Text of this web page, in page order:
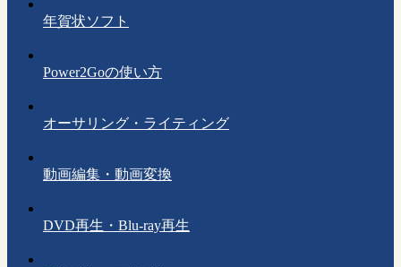
年賀状ソフト
Power2Goの使い方
オーサリング・ライティング
動画編集・動画変換
DVD再生・Blu-ray再生